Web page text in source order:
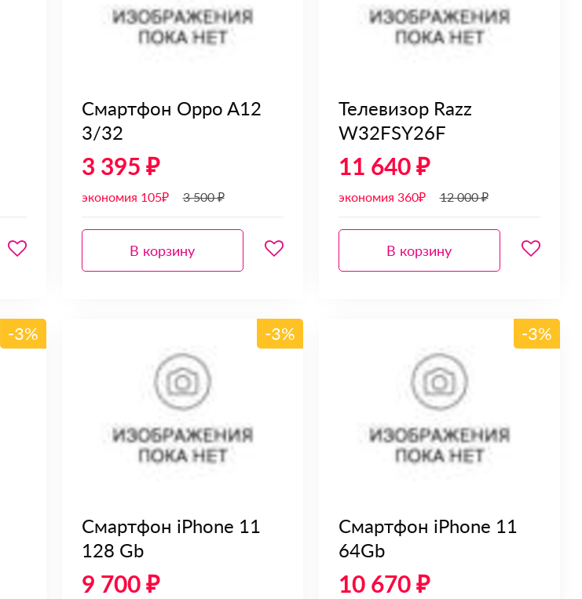
Смартфон Oppo A12
3/32
3 395 ₽
экономия 105₽ 3 500 ₽
В корзину
Телевизор Razz
W32FSY26F
11 640 ₽
экономия 360₽ 12 000 ₽
В корзину
-3% -3%
Смартфон iPhone 11
128 Gb
9 700 ₽
-3%
Смартфон iPhone 11
64Gb
10 670 ₽